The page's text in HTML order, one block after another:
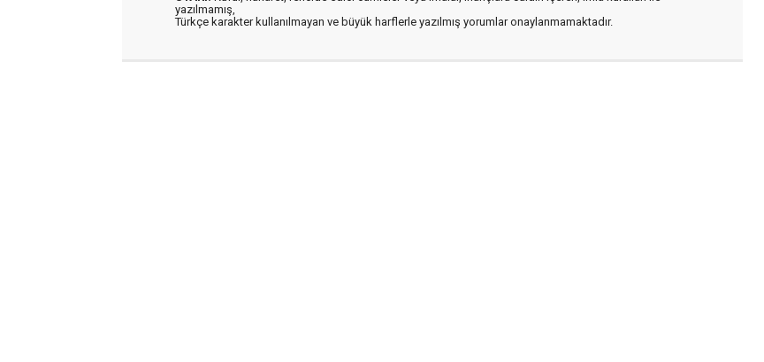
yazılmamış,
Türkçe karakter kullanılmayan ve büyük harflerle yazılmış yorumlar onaylanmamaktadır.